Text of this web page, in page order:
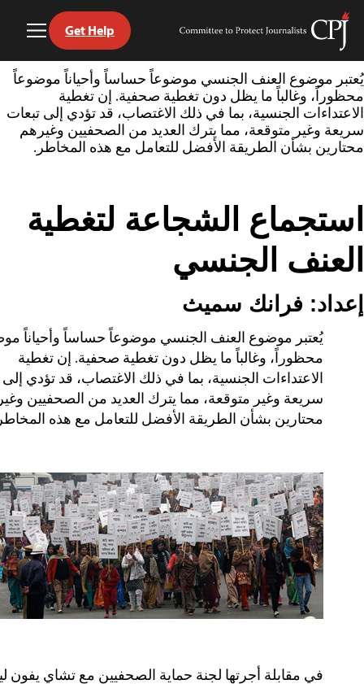
Skip
to
content
Committee
Protect
Journalists
Get Help
يُعتبر موضوع العنف الجنسي موضوعاً حساساً وأحياناً موضوعاً
محظوراً، وغالباً ما يظل دون تغطية صحفية. إن تغطية
الاعتداءات الجنسية، بما في ذلك الاغتصاب، قد تؤدي إلى تبعات
سريعة وغير متوقعة، مما يترك العديد من الصحفيين وغيرهم
محتارين بشأن الطريقة الأفضل للتعامل مع هذه المخاطر.
استجماع الشجاعة لتغطية
العنف الجنسي
إعداد: فرانك سميث
يُعتبر موضوع العنف الجنسي موضوعاً حساساً وأحياناً
محظوراً، وغالباً ما يظل دون تغطية صحفية. إن تغطية
الاعتداءات الجنسية، بما في ذلك الاغتصاب، قد تؤدي
سريعة وغير متوقعة، مما يترك العديد من الصحفيين
محتارين بشأن الطريقة الأفضل للتعامل مع هذه
في مقابلة أجرتها لجنة حماية الصحفيين مع تشاي يفون